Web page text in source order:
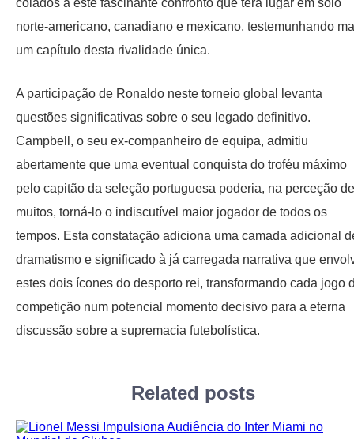
norte-americano, canadiano e mexicano, testemunhando
um capítulo desta rivalidade única.
A participação de Ronaldo neste torneio global levanta
questões significativas sobre o seu legado definitivo.
Campbell, o seu ex-companheiro de equipa, admitiu
abertamente que uma eventual conquista do troféu máximo
pelo capitão da seleção portuguesa poderia, na perceção de
muitos, torná-lo o indiscutível maior jogador de todos os
tempos. Esta constatação adiciona uma camada adicional
dramatismo e significado à já carregada narrativa que
estes dois ícones do desporto rei, transformando cada jogo
competição num potencial momento decisivo para a eterna
discussão sobre a supremacia futebolística.
Related posts